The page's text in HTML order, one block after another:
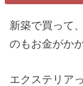
新築で買って
のもお金がか
エクステリア